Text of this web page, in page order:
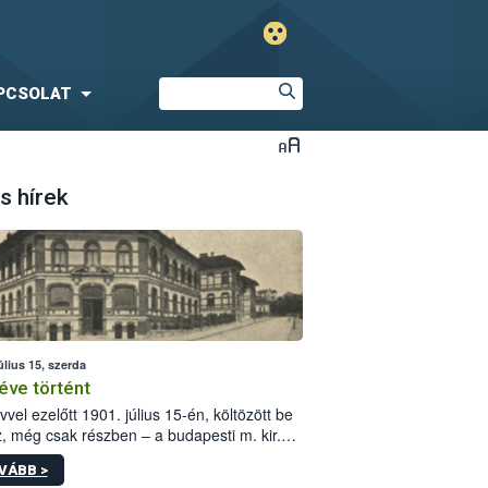
hírek
15, szerda
történt
ezelőtt 1901. július 15-én, költözött be
még csak részben – a budapesti m. kir.
állomás a Kis Rókus utca
alatti, Czigler Győző által tervezett új
>